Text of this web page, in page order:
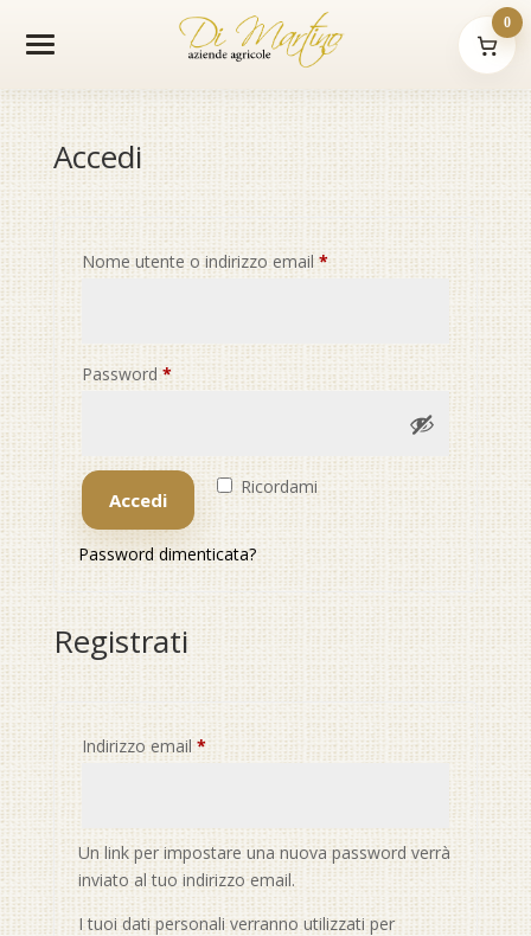
0
Accedi
Nome utente o indirizzo email*Richiesto
Password*Richiesto
Ricordami
Accedi
Password dimenticata?
Registrati
Indirizzo email*Richiesto
Un link per impostare una nuova password verrà
inviato al tuo indirizzo email.
I tuoi dati personali verranno utilizzati per